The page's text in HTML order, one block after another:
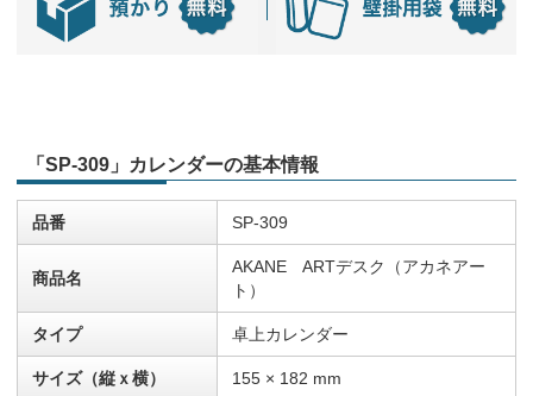
「SP-309」カレンダーの基本情報
品番 SP-309
商品名
AKANE ARTデスク（アカネアー
ト）
タイプ 卓上カレンダー
サイズ（縦ｘ横） 155 × 182 mm